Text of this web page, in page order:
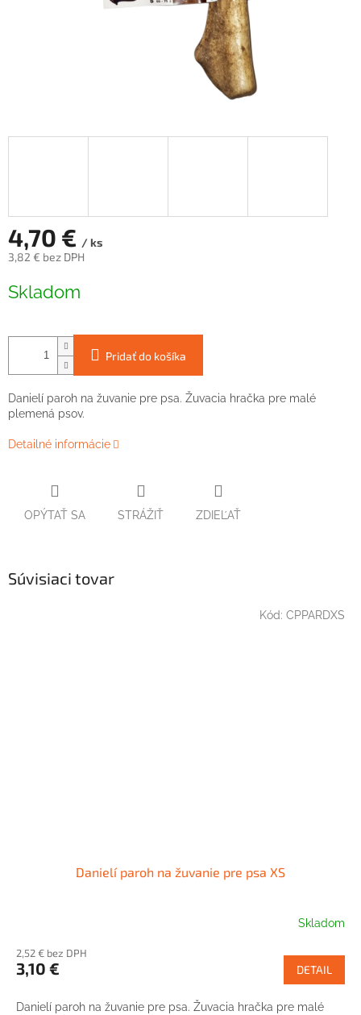
4,70 € / ks
3,82 € bez DPH
cena:
Skladom
Pridať do košíka
Danielí paroh na žuvanie pre psa. Žuvacia hračka pre malé
plemená psov.
Detailné informácie
OPÝTAŤ SA STRÁŽIŤ ZDIEĽAŤ
Súvisiaci tovar
Danielí paroh na žuvanie pre psa XS
Skladom
2,52 € bez DPH
3,10 € DETAIL
Danielí paroh na žuvanie pre psa. Žuvacia hračka pre malé
Kód: CPPARDXS